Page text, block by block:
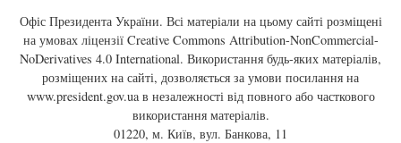
Офіс Президента України. Всі матеріали на цьому сайті розміщені
на умовах ліцензії Creative Commons Attribution-NonCommercial-
NoDerivatives 4.0 International. Використання будь-яких матеріалів,
розміщених на сайті, дозволяється за умови посилання на
www.president.gov.uaв незалежності від повного або часткового
використання матеріалів.
01220, м. Київ, вул. Банкова, 11